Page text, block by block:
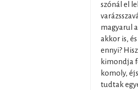
szónál el
magyarul
akkor is,
ennyi?
kimondja
komoly,
tudtak